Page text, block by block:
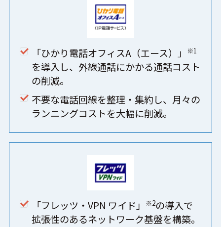
「ひかり電話オフィスA（エース）」 ※1
を導入し、外線通話にかかる通話コスト
の削減。
不要な電話回線を整理・集約し、月々の
ランニングコストを大幅に削減。
「フレッツ・VPN ワイド」 ※2の導入で
拡張性のあるネットワーク基盤を構築。